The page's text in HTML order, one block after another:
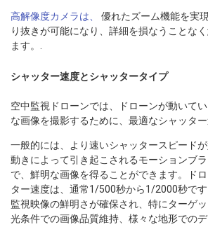
高解像度カメラは、
優れたズーム機能を実
り抜きが可能になり、詳細を損なうことな
ます。.
シャッター速度とシャッタータイプ
空中監視ドローンでは、ドローンが動いて
な画像を撮影するために、最適なシャッター
一般的には、より速いシャッタースピード
動きによって引き起こされるモーションブ
で、鮮明な画像を得ることができます。ド
ター速度は、通常1/500秒から1/2000秒で
監視映像の鮮明さが確保され、特にターゲ
光条件での画像品質維持、様々な地形での